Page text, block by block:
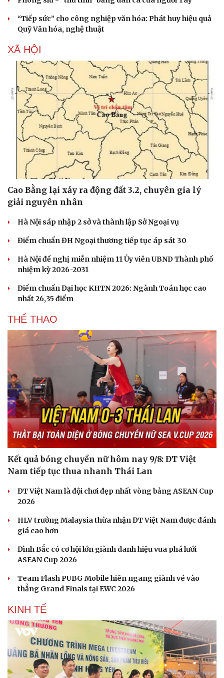
Văn hóa
Sân khấu - Điện ảnh
Âm nhạc
Di sản
Giải trí
Sao Việt
“Tiếp sức” cho công nghiệp văn hóa: Phát huy hiệu quả
Quỹ Văn hóa, nghệ thuật
XÃ HỘI
Cao Bằng lại xảy ra động đất 3.2, chuyên gia lý
giải nguyên nhân
Hà Nội sáp nhập 2 sở và thành lập Sở Ngoại vụ
Điểm chuẩn ĐH Ngoại thương tiếp tục áp sát 30
Hà Nội đề nghị miễn nhiệm 11 Ủy viên UBND Thành phố
nhiệm kỳ 2026-2031
Điểm chuẩn Đại học KHTN 2026: Ngành Toán học cao
nhất 26,35 điểm
THỂ THAO
Kết quả bóng chuyền nữ hôm nay 9/8: ĐT Việt
Nam tiếp tục thua nhanh Thái Lan
ĐT Việt Nam là đội chơi đẹp nhất vòng bảng ASEAN Cup
2026
HLV trưởng Malaysia thừa nhận ĐT Việt Nam được đánh
giá cao hơn
Đình Bắc có cơ hội lớn giành danh hiệu vua phá lưới
ASEAN Cup 2026
Team Flash PUBG Mobile hiên ngang giành vé vào
thẳng Grand Finals tại EWC 2026
KINH TẾ